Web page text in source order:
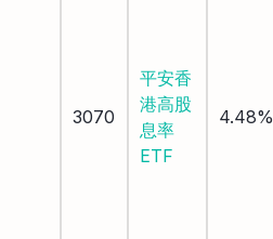
3070
平安香
港高股
息率
ETF
4.48%